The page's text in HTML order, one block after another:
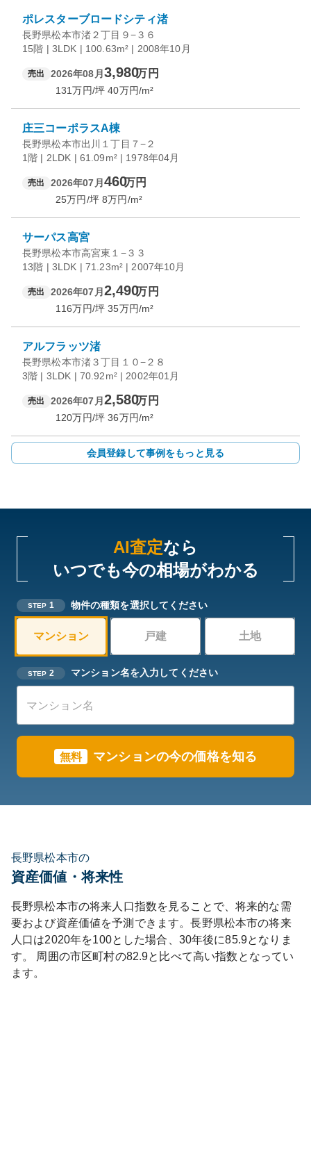
ポレスターブロードシティ渚
長野県松本市渚２丁目９−３６
15階 | 3LDK | 100.63m² | 2008年10月
売出 2026年08月 3,980万円
131万円/坪 40万円/m²
庄三コーポラスA棟
長野県松本市出川１丁目７−２
1階 | 2LDK | 61.09m² | 1978年04月
売出 2026年07月 460万円
25万円/坪 8万円/m²
サーパス高宮
長野県松本市高宮東１−３３
13階 | 3LDK | 71.23m² | 2007年10月
売出 2026年07月 2,490万円
116万円/坪 35万円/m²
アルフラッツ渚
長野県松本市渚３丁目１０−２８
3階 | 3LDK | 70.92m² | 2002年01月
売出 2026年07月 2,580万円
120万円/坪 36万円/m²
会員登録して事例をもっと見る
AI査定なら
いつでも今の相場がわかる
STEP 1 物件の種類を選択してください
マンション 戸建 土地
STEP 2 マンション名を入力してください
無料 マンションの今の価格を知る
長野県松本市の
資産価値・将来性
長野県松本市の将来人口指数を見ることで、将来的な需
要および資産価値を予測できます。長野県松本市の将来
人口は2020年を100とした場合、30年後に85.9となりま
す。
周囲の市区町村の82.9と比べて高い指数となってい
ます。